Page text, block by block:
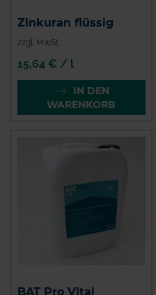
Zinkuran flüssig
zzgl. MwSt.
15,64 € / l
IN DEN
WARENKORB
BAT Pro Vital